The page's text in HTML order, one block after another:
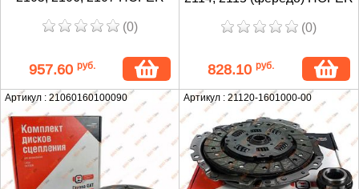
(0)
957.60 руб.
(0)
828.10 руб.
Артикул : 21060160100090 Артикул : 21120-1601000-00